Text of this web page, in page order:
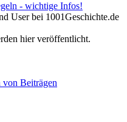
- wichtige Infos!
User bei 1001Geschichte.de
hier veröffentlicht.
von Beiträgen